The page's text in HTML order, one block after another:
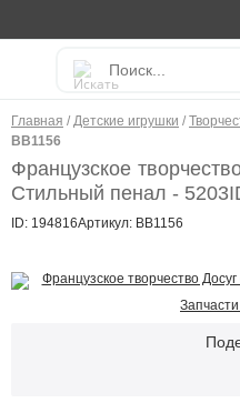
Главная / Детские игрушки /
ВВ1156
Французское
Стильный пенал - 5203
ID: 194816Артикул: ВВ1156